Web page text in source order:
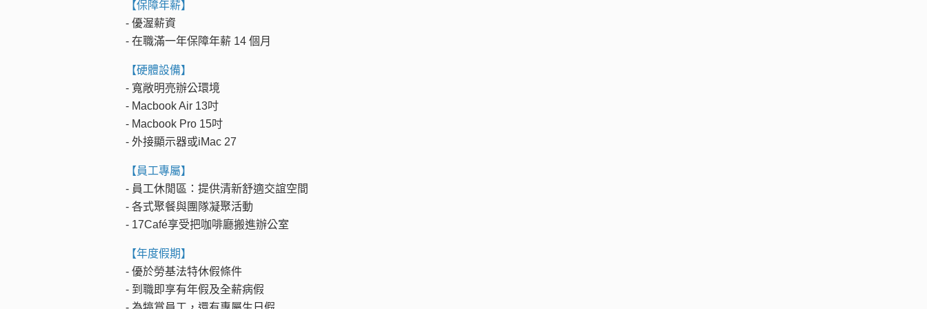
【保障年薪】
- 優渥薪資
- 在職滿一年保障年薪 14 個月
【硬體設備】
- 寬敞明亮辦公環境
- Macbook Air 13吋
- Macbook Pro 15吋
- 外接顯示器或iMac 27
【員工專屬】
- 員工休閒區：提供清新舒適交誼空間
- 各式聚餐與團隊凝聚活動
- 17Café享受把咖啡廳搬進辦公室
【年度假期】
- 優於勞基法特休假條件
- 到職即享有年假及全薪病假